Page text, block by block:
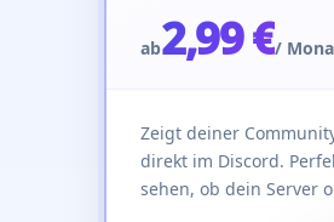
ab2,99 €/
Zeigt deiner
direkt im Discord.
sehen, ob dein Server